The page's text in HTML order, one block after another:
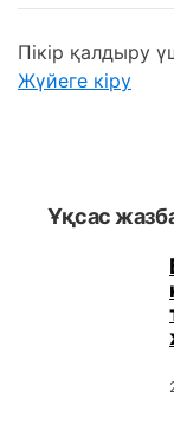
Пікір қалдыру
Жүйеге кіру
Ұқсас